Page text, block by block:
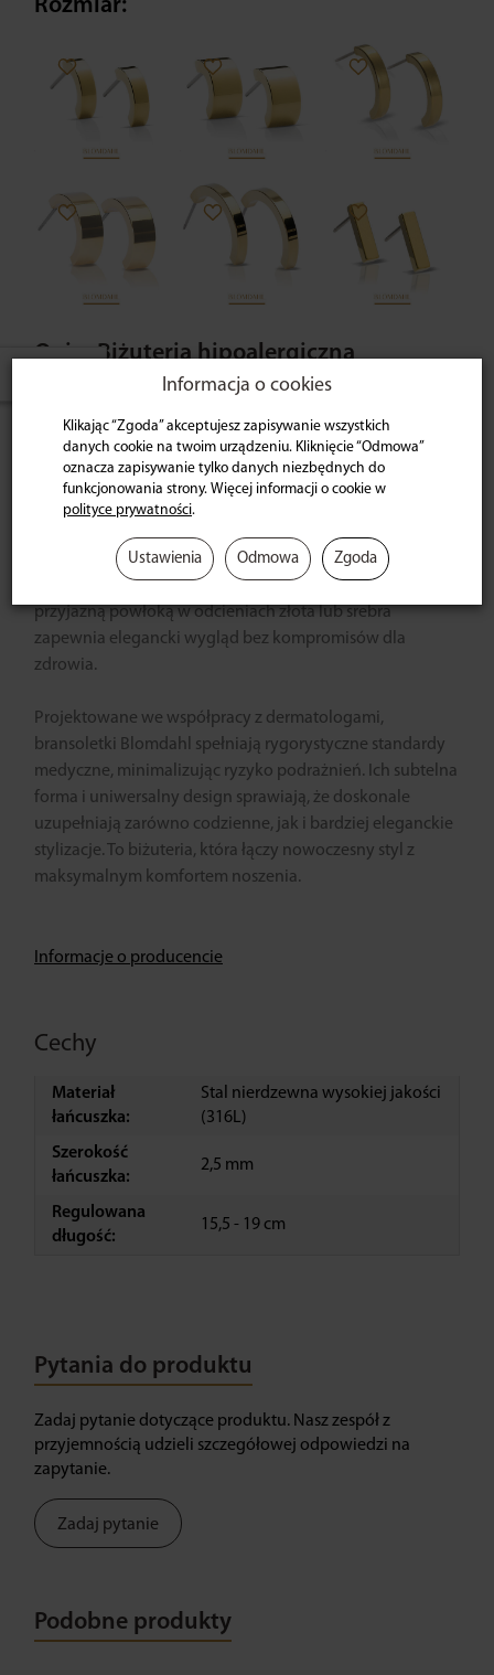
Rozmiar:
Opis Biżuteria hipoalergiczna
Hipoalergiczne bransoletki
Blomdahl –
stylitroskaoskórę
Bransoletki Blomdahl to idealne rozwiązanie dla osób z w
ej jakości stali nierdzewnej (316L), są trwałe, odporne na
korozję i całkowicie bezpieczne dla skóry. Pokrycie
przyjazną powłoką w odcieniach złota lub srebra
zapewnia elegancki wygląd bez kompromisów dla
zdrowia.
Projektowane we współpracy z dermatologami,
bransoletki Blomdahl spełniają rygorystyczne standardy
medyczne, minimalizując ryzyko podrażnień. Ich subtelna
forma i uniwersalny design sprawiają, że doskonale
uzupełniają zarówno codzienne, jak i bardziej eleganckie
stylizacje. To biżuteria, która łączy nowoczesny styl z
maksymalnym komfortem noszenia.
Informacje o producencie
Cechy
Materiał
łańcuszka:
Stal nierdzewna wysokiej jakości
(316L)
Szerokość
łańcuszka:
2,5 mm
Regulowana
długość:
15,5 - 19 cm
Pytania do produktu
Zadaj pytanie dotyczące produktu. Nasz zespół z
przyjemnością udzieli szczegółowej odpowiedzi na
zapytanie.
Zadaj pytanie
Podobne produkty
W ostatnich 7 dniach produktem interesują się
Informacja o cookies
Klikając “Zgoda” akceptujesz zapisywanie wszystkich
danych cookie na twoim urządzeniu. Kliknięcie “Odmowa”
oznacza zapisywanie tylko danych niezbędnych do
funkcjonowania strony. Więcej informacji o cookie w
polityce prywatności.
Ustawienia Odmowa Zgoda